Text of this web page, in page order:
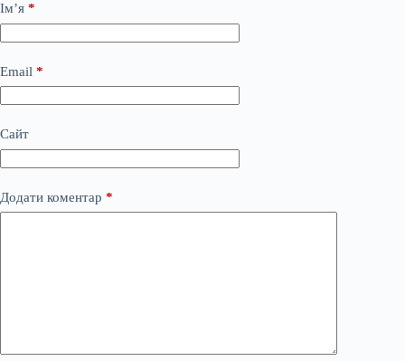
Ім’я *
Email *
Сайт
Додати коментар *